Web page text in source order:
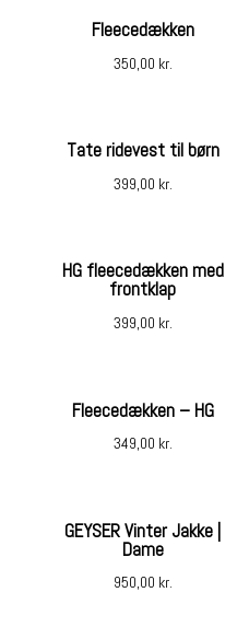
Fleecedækken
350,00 kr.
Tate ridevest til børn
399,00 kr.
HG fleecedækken med
frontklap
399,00 kr.
Fleecedækken – HG
349,00 kr.
GEYSER Vinter Jakke |
Dame
950,00 kr.